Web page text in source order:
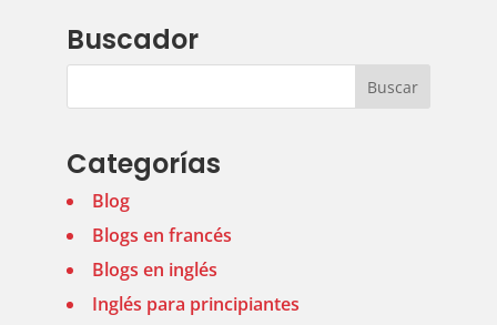
Buscador
Categorías
Blog
Blogs en francés
Blogs en inglés
Inglés para principiantes